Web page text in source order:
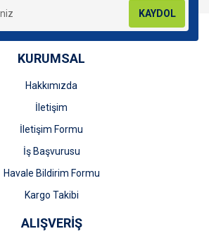
KAYDOL
KURUMSAL
Hakkımızda
İletişim
İletişim Formu
İş Başvurusu
Havale Bildirim Formu
Kargo Takibi
ALIŞVERİŞ